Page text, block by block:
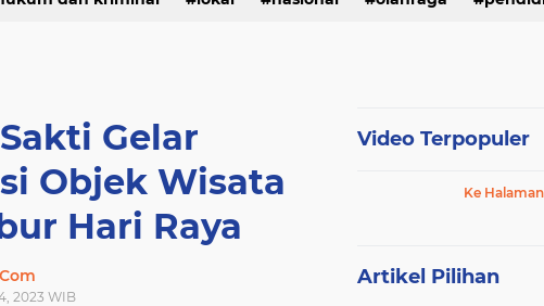
Gelar
Objek Wisata
Hari Raya
2023 WIB
Video Terpopuler
Ke
Artikel Pilihan